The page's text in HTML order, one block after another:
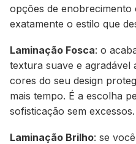
opções de
exatamente o estilo que
Laminação Fosca: o
textura suave e agradável
cores do seu design
mais tempo. É a escolha
sofisticação sem excessos.
Laminação Brilho: se